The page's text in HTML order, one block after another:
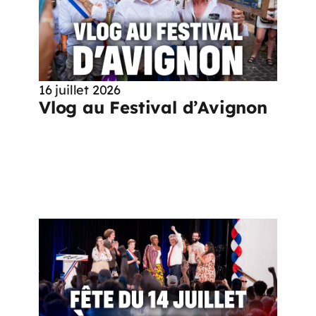
16 juillet 2026
Vlog au Festival d’Avignon